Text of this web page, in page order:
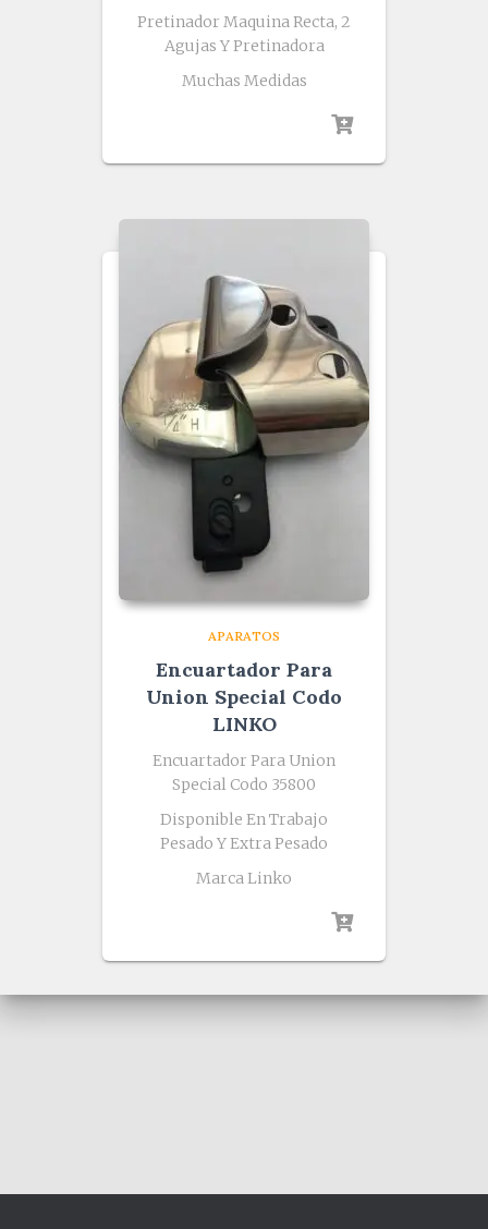
Pretinador Maquina Recta, 2
Agujas Y Pretinadora
Muchas Medidas
APARATOS
Encuartador Para
Union Special Codo
LINKO
Encuartador Para Union
Special Codo 35800
Disponible En Trabajo
Pesado Y Extra Pesado
Marca Linko